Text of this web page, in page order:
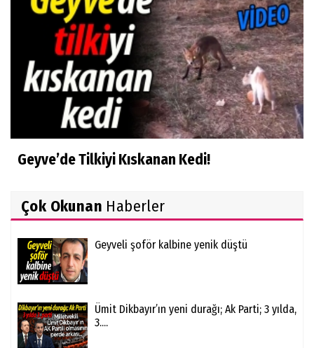
Geyve’de Tilkiyi Kıskanan Kedi!
Çok Okunan Haberler
Geyveli şoför kalbine yenik düştü
Ümit Dikbayır’ın yeni durağı; Ak Parti; 3 yılda,
3....